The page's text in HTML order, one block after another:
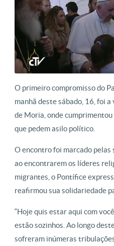
O primeiro compromisso do
manhã deste sábado, 16, foi
de Moria, onde
que pedem asilo político.
O encontro foi marcado pelas
ao encontrarem os líderes
migrantes, o Pontífice
reafirmou sua solidariedade
“Hoje quis estar aqui com
estão sozinhos. Ao longo
sofreram inúmeras